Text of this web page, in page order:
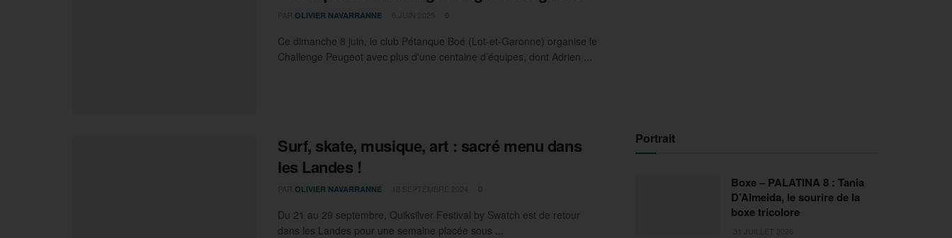
OLIVIER NAVARRANNE
Ce dimanche 8 juin, le club Pétanque Boé (Lot-et-Garonne) organise le
Challenge Peugeot avec plus d'une centaine d’équipes, dont Adrien ...
Surf, skate, musique, art : sacré menu dans
les Landes !
OLIVIER NAVARRANNE
Du 21 au 29 septembre, Quiksilver Festival by Swatch est de retour
dans les Landes pour une semaine placée sous ...
Portrait
Boxe – PALATINA 8 : Tania
D’Almeida, le sourire de la
boxe tricolore